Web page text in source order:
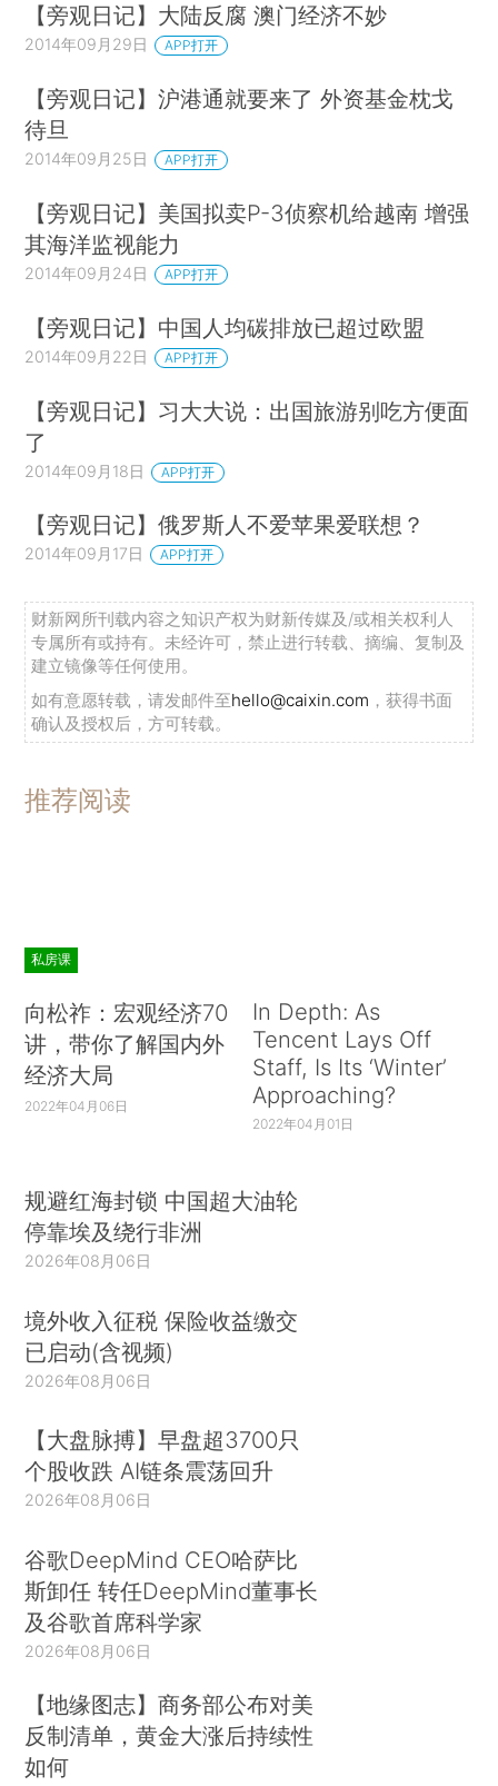
【旁观日记】大陆反腐 澳门经济不妙
2014年09月29日 APP打开
【旁观日记】沪港通就要来了 外资基金枕戈
待旦
2014年09月25日 APP打开
【旁观日记】美国拟卖P-3侦察机给越南 增强
其海洋监视能力
2014年09月24日 APP打开
【旁观日记】中国人均碳排放已超过欧盟
2014年09月22日 APP打开
【旁观日记】习大大说：出国旅游别吃方便面
了
2014年09月18日 APP打开
【旁观日记】俄罗斯人不爱苹果爱联想？
2014年09月17日 APP打开
财新网所刊载内容之知识产权为财新传媒及/或相关权利人
专属所有或持有。未经许可，禁止进行转载、摘编、复制及
建立镜像等任何使用。
如有意愿转载，请发邮件至hello@caixin.com ，获得书面
确认及授权后，方可转载。
推荐阅读
私房课
向松祚：宏观经济70
讲，带你了解国内外
经济大局
2022年04月06日
In Depth: As
Tencent Lays Off
Staff, Is Its ‘Winter’
Approaching?
2022年04月01日
规避红海封锁 中国超大油轮
停靠埃及绕行非洲
2026年08月06日
境外收入征税 保险收益缴交
已启动(含视频)
2026年08月06日
【大盘脉搏】早盘超3700只
个股收跌 AI链条震荡回升
2026年08月06日
谷歌DeepMind CEO哈萨比
斯卸任 转任DeepMind董事长
及谷歌首席科学家
2026年08月06日
【地缘图志】商务部公布对美
反制清单，黄金大涨后持续性
如何